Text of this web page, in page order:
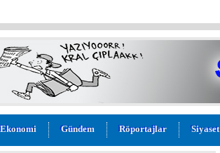
Ekonomi Gündem Röportajlar Siyaset